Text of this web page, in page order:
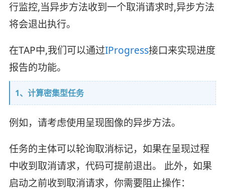
行监控,当异步方法收到一个取消请求时,异步方法
将会退出执行。
在TAP中,我们可以通过IProgress接口来实现进度
报告的功能。
1、计算密集型任务
例如，请考虑使用呈现图像的异步方法。
任务的主体可以轮询取消标记，如果在呈现过程
中收到取消请求，代码可提前退出。 此外，如果
启动之前收到取消请求，你需要阻止操作：